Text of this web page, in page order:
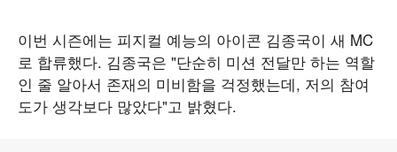
이번 시즌에는 피지컬 예능의 아이콘 김종국이 새 MC
로 합류했다. 김종국은 "단순히 미션 전달만 하는 역할
인 줄 알아서 존재의 미비함을 걱정했는데, 저의 참여
도가 생각보다 많았다"고 밝혔다.